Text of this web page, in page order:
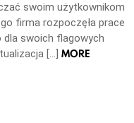
swoim użytkownikom
firma rozpoczęła prace
dla swoich flagowych
[…] MORE